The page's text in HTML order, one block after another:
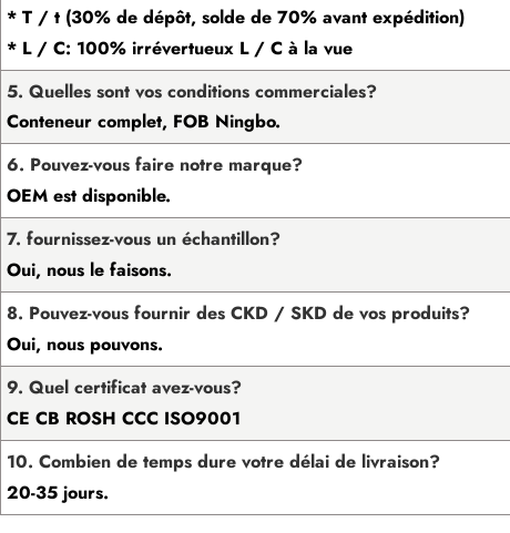
* T / t (30% de dépôt, solde de 70% avant expédition)
* L / C: 100% irrévertueux L / C à la vue
5. Quelles sont vos conditions commerciales?
Conteneur complet, FOB Ningbo.
6. Pouvez-vous faire notre marque?
OEM est disponible.
7. fournissez-vous un échantillon?
Oui, nous le faisons.
8. Pouvez-vous fournir des CKD / SKD de vos produits?
Oui, nous pouvons.
9. Quel certificat avez-vous?
CE CB ROSH CCC ISO9001
10. Combien de temps dure votre délai de livraison?
20-35 jours.